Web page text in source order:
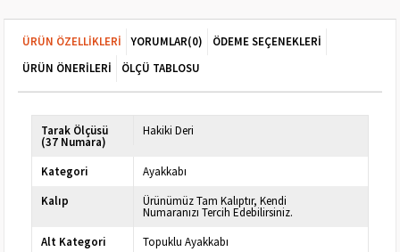
ÜRÜN ÖZELLIKLERI YORUMLAR(0)
ÖDEME SEÇENEKLERI
ÜRÜN ÖNERILERI
ÖLÇÜ TABLOSU
Tarak Ölçüsü
(37 Numara)
Hakiki Deri
Kategori
Ayakkabı
Kalıp
Ürünümüz Tam Kalıptır, Kendi
Numaranızı Tercih Edebilirsiniz.
Alt Kategori
Topuklu Ayakkabı